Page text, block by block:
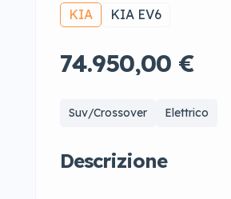
KIA KIA EV6
74.950,00 €
Suv/Crossover Elettrico
Descrizione